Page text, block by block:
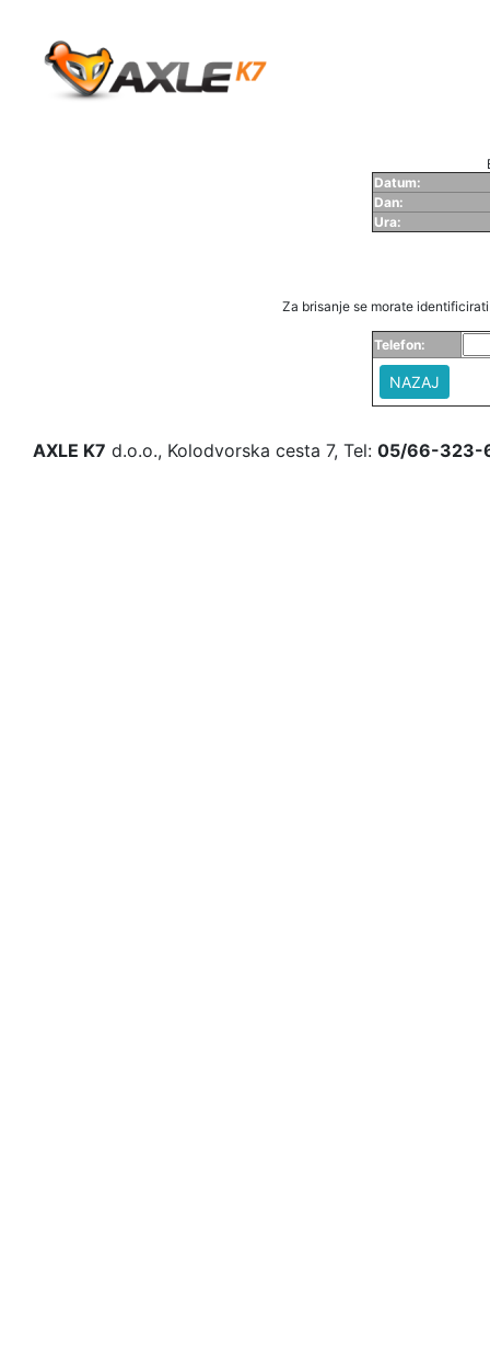
Datum:
Dan:
Ura:
Za brisanje se morate
Telefon:
NAZAJ
AXLE K7 d.o.o., Kolodvorska cesta 7, Tel: 05/66-323-